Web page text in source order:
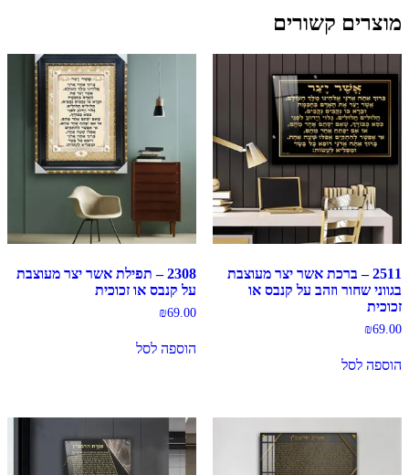
מוצרים קשורים
2511 – ברכת אשר יצר מעוצבת
בגווני שחור וזהב על קנבס או
זכוכית
₪69.00
הוספה לסל
2308 – תפילת אשר יצר מעוצבת
על קנבס או זכוכית
₪69.00
הוספה לסל